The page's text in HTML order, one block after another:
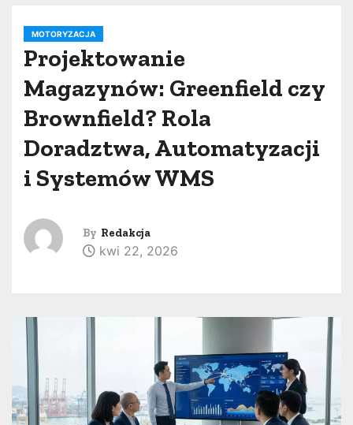
MOTORYZACJA
Projektowanie
Magazynów: Greenfield czy
Brownfield? Rola
Doradztwa, Automatyzacji
i Systemów WMS
By Redakcja
kwi 22, 2026